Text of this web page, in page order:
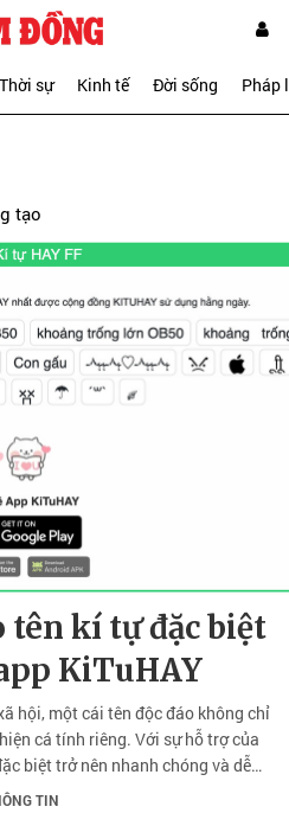
Thời sự Kinh tế Đời sống Pháp
tạo
tên kí tự đặc biệt
KiTuHAY
hội, một cái tên độc đáo không chỉ
cá tính riêng. Với sự hỗ trợ của
biệt trở nên nhanh chóng và dễ
gây ấn tượng mạnh mẽ trong mọi
TIN